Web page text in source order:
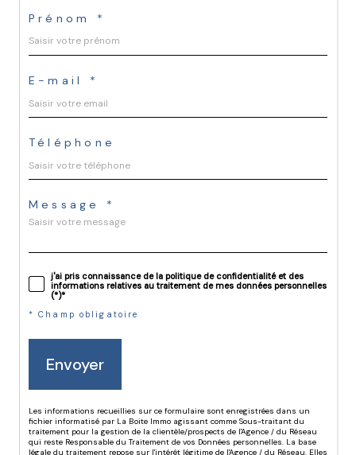
Prénom *
E-mail *
Téléphone
Message *
j'ai pris connaissance de la politique de confidentialité et des
informations relatives au traitement de mes données personnelles
(*)*
* Champ obligatoire
Envoyer
Les informations recueillies sur ce formulaire sont enregistrées dans un
fichier informatisé par La Boite Immo agissant comme Sous-traitant du
traitement pour la gestion de la clientèle/prospects de l'Agence / du Réseau
qui reste Responsable du Traitement de vos Données personnelles. La base
légale du traitement repose sur l'intérêt légitime de l'Agence / du Réseau. Elles